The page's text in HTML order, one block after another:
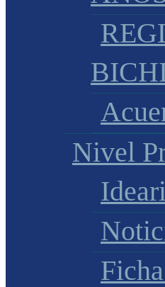
Nivel